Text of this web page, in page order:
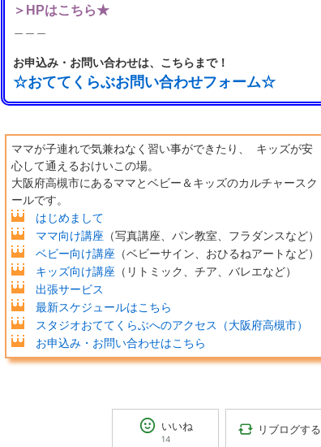
＞HPはこちら★
お申込み・お問い合わせは、こちらまで！
☆おててくらぶお問い合わせフォーム☆
ママが子連れで気兼ねなく習い事ができたり、
キッズが安
心して通えるおけいこの場。
大阪府高槻市にあるママとベビー＆キッズのカルチャースク
ールです。
はじめまして
ママ向け講座 （写真講座、パン教室、フラダンスなど）
ベビー向け講座 （ベビーサイン、おひるねアートなど）
キッズ向け講座 （リトミック、チア、バレエなど）
出張サービス
最新スケジュールはこちら
スタジオおててくらぶへのアクセス（大阪府高槻市）
お申込み・お問い合わせはこちら
いいね
14
リブログする